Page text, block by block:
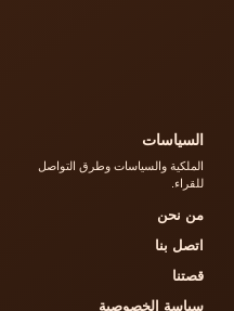
السياسات
الملكية والسياسات وطرق التواصل
للقراء.
من نحن
اتصل بنا
قصتنا
سياسة الخصوصية